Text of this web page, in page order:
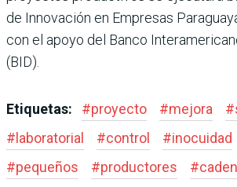
de Innovación en Empresas
con el apoyo del Banco
(BID).
Etiquetas: #proyecto #mejora #
#laboratorial #control #inocuidad
#pequeños #productores #